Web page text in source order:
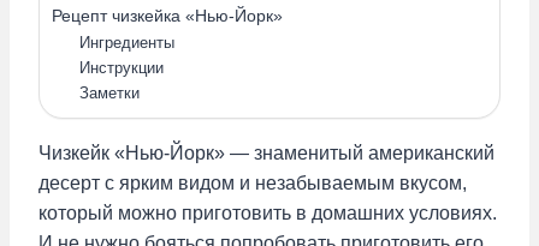
Рецепт чизкейка «Нью-Йорк»
Ингредиенты
Инструкции
Заметки
Чизкейк «Нью-Йорк» — знаменитый американский
десерт с ярким видом и незабываемым вкусом,
который можно приготовить в домашних условиях.